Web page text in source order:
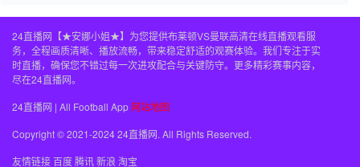
24直播网【★安娜小姐★】为您提供布莱顿VS曼联高清在线直播观看服
务，全程画质清晰、播放流畅，带来稳定舒适的观赛体验。我们专注于实
时直播，确保您不错过每一次进攻配合与关键防守。更多精彩赛事内容，
尽在24直播网。
24直播网 | All Football App 网站地图
Copyright © 2021-2024 24直播网. All Rights Reserved.
友情链接百度腾讯新浪 淘宝